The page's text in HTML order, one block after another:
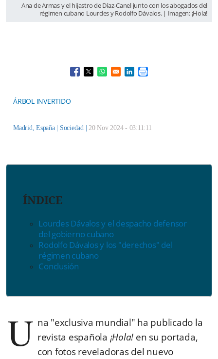
Ana de Armas y el hijastro de Díaz-Canel junto con los abogados del
régimen cubano Lourdes y Rodolfo Dávalos. | Imagen: ¡Hola!
Opens in a new window
Opens in a new window
Opens in a new window
Opens in a new window
ÁRBOL INVERTIDO
Sociedad 20 Nov 2024 - 03:11:11
ÍNDICE
Lourdes Dávalos y el despacho defensor
del gobierno cubano
Rodolfo Dávalos y los "derechos" del
régimen cubano
Conclusión
U na "exclusiva mundial" ha publicado la
revista española ¡Hola! en su portada,
con fotos reveladoras del nuevo